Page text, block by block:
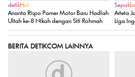
detikHot
Ananta Rispo Pamer Motor Baru Hadiah
Ultah ke-8 Nikah dengan Siti Rohmah
Arteta
Liga
BERITA DETIKCOM LAINNYA